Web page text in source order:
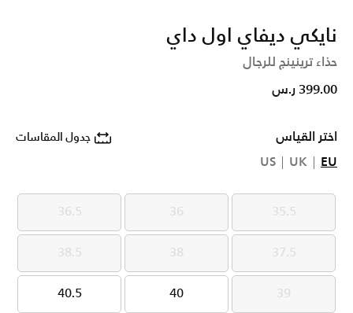
نايكي ديفاي اول داي
حذاء ترينينج للرجال
399.00 ر.س
اختر القياس جدول المقاسات
EU
UK
US
35.5
35.5
36
36
36.5
36.5
37.5
37.5
38
38
38.5
38.5
39
39
40
40
40.5
40.5